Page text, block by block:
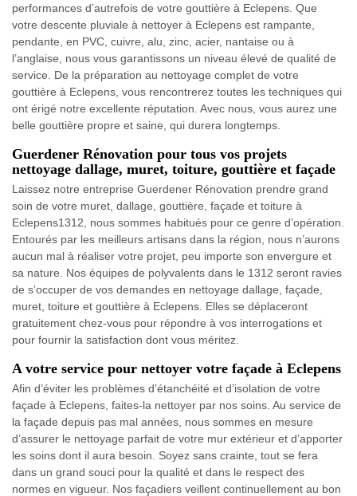
performances d’autrefois de votre gouttière à Eclepens. Que
votre descente pluviale à nettoyer à Eclepens est rampante,
pendante, en PVC, cuivre, alu, zinc, acier, nantaise ou à
l’anglaise, nous vous garantissons un niveau élevé de qualité de
service. De la préparation au nettoyage complet de votre
gouttière à Eclepens, vous rencontrerez toutes les techniques qui
ont érigé notre excellente réputation. Avec nous, vous aurez une
belle gouttière propre et saine, qui durera longtemps.
Guerdener Rénovation pour tous vos projets
nettoyage dallage, muret, toiture, gouttière et façade
Laissez notre entreprise Guerdener Rénovation prendre grand
soin de votre muret, dallage, gouttière, façade et toiture à
Eclepens1312, nous sommes habitués pour ce genre d’opération.
Entourés par les meilleurs artisans dans la région, nous n’aurons
aucun mal à réaliser votre projet, peu importe son envergure et
sa nature. Nos équipes de polyvalents dans le 1312 seront ravies
de s’occuper de vos demandes en nettoyage dallage, façade,
muret, toiture et gouttière à Eclepens. Elles se déplaceront
gratuitement chez-vous pour répondre à vos interrogations et
pour fournir la satisfaction dont vous méritez.
A votre service pour nettoyer votre façade à Eclepens
Afin d’éviter les problèmes d’étanchéité et d’isolation de votre
façade à Eclepens, faites-la nettoyer par nos soins. Au service de
la façade depuis pas mal années, nous sommes en mesure
d’assurer le nettoyage parfait de votre mur extérieur et d’apporter
les soins dont il aura besoin. Soyez sans crainte, tout se fera
dans un grand souci pour la qualité et dans le respect des
normes en vigueur. Nos façadiers veillent continuellement au bon